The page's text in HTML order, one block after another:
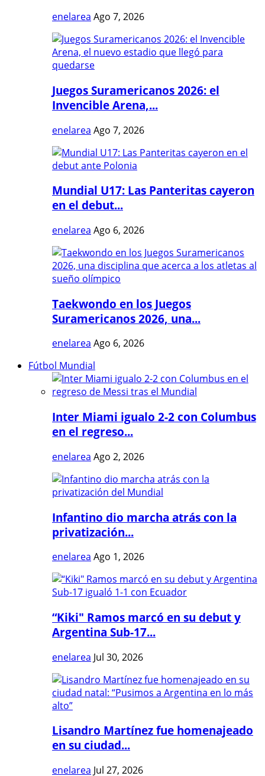
enelarea Ago 7, 2026
Juegos Suramericanos 2026: el
Invencible Arena,...
enelarea Ago 7, 2026
Mundial U17: Las Panteritas cayeron
en el debut...
enelarea Ago 6, 2026
Taekwondo en los Juegos
Suramericanos 2026, una...
enelarea Ago 6, 2026
Fútbol Mundial
Inter Miami igualo 2-2 con Columbus
en el regreso...
enelarea Ago 2, 2026
Infantino dio marcha atrás con la
privatización...
enelarea Ago 1, 2026
“Kiki" Ramos marcó en su debut y
Argentina Sub-17...
enelarea Jul 30, 2026
Lisandro Martínez fue homenajeado
en su ciudad...
enelarea Jul 27, 2026